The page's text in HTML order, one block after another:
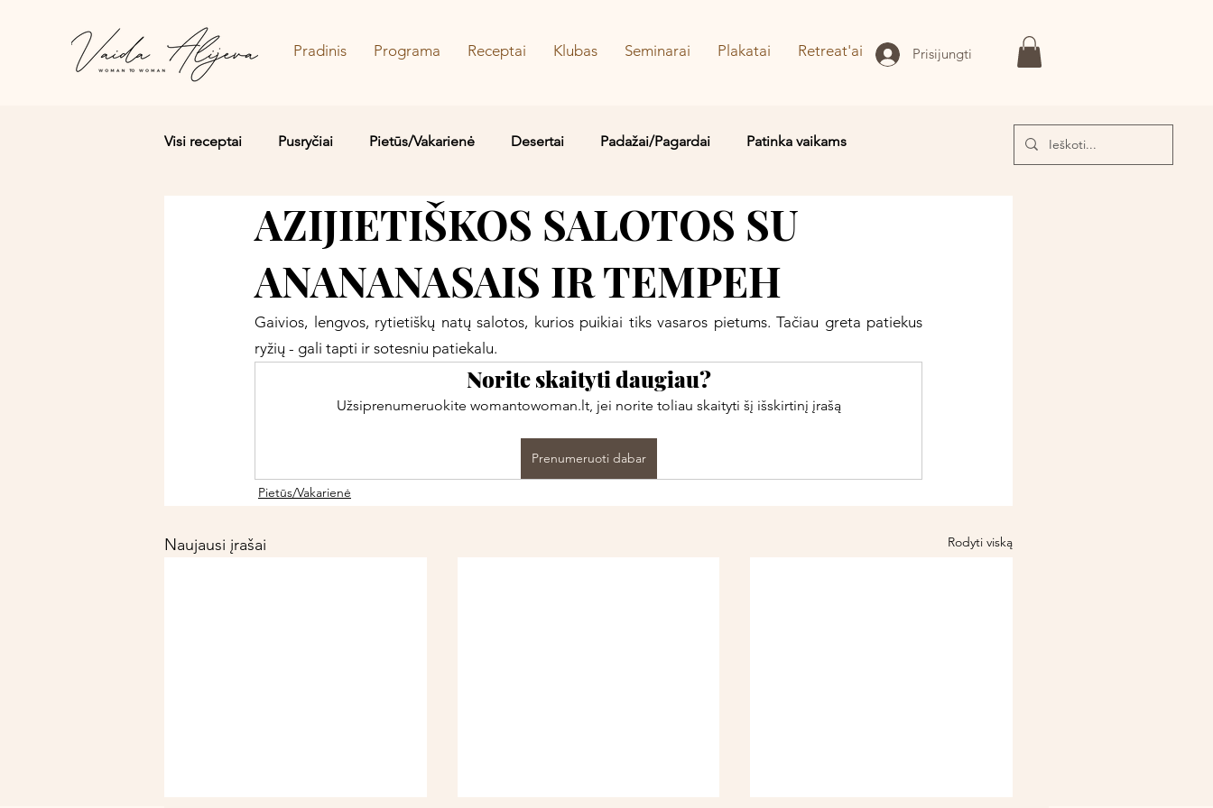
Pradinis Programa Receptai Klubas Seminarai Plakatai Retreat'ai Prisijungti
Visi receptai Pusryčiai Pietūs/Vakarienė Desertai Padažai/Pagardai Patinka vaikams
Salotos/Budos dubenėliai Sriubos/Troškiniai Saldu Sūru Vaidos MYLIMIAUSI!
AZIJIETIŠKOS SALOTOS SU
ANANANASAIS IR TEMPEH
Gaivios, lengvos, rytietiškų natų salotos, kurios puikiai tiks vasaros pietums. Tačiau greta patiekus
ryžių - gali tapti ir sotesniu patiekalu.
Norite skaityti daugiau?
Užsiprenumeruokite womantowoman.lt, jei norite toliau skaityti šį išskirtinį įrašą
Prenumeruoti dabar
Pietūs/Vakarienė
Naujausi įrašai Rodyti viską